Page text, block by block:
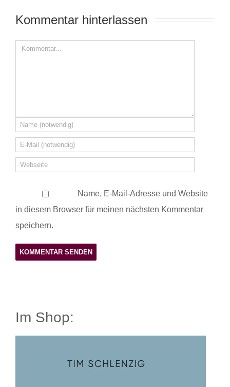
Kommentar hinterlassen
Name, E-Mail-Adresse und Website
in diesem Browser für meinen nächsten Kommentar
speichern.
Im Shop: